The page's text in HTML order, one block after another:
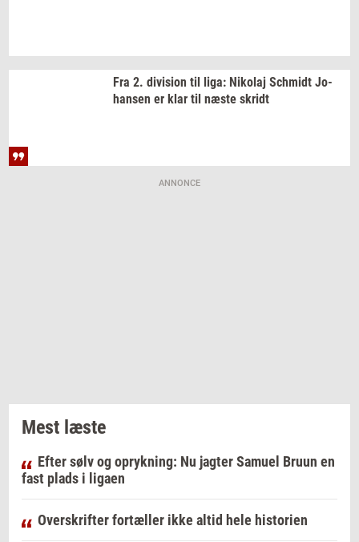
Fra 2. di­vi­sion til liga: Ni­ko­laj Sch­midt Jo­
han­sen er klar til næste skridt
ANNONCE
Mest læste
Efter sølv og oprykning: Nu jagter Samuel Bruun en
fast plads i ligaen
Overskrifter fortæller ikke altid hele historien